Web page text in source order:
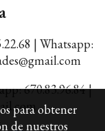
| Whatsapp:
670.83.96.84 |
para obtener
de nuestros